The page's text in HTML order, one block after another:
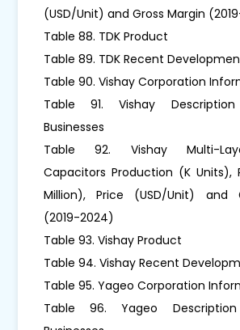
(USD/Unit) and Gross Margin
Table 88. TDK Product
Table 89. TDK Recent
Table 90. Vishay Corporation
Table 91. Vishay
Businesses
Table 92. Vishay Multi-
Capacitors Production (K Units),
Million), Price (USD/Unit) and
(2019-2024)
Table 93. Vishay Product
Table 94. Vishay Recent
Table 95. Yageo Corporation
Table 96. Yageo